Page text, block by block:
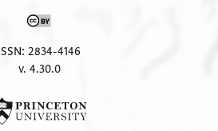
ISSN: 2834-4146
v. 4.30.0